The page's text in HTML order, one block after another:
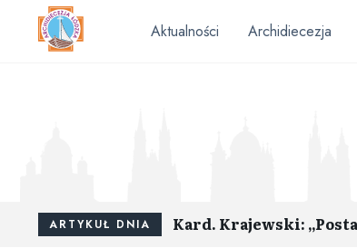
Aktualności Archidiecezja
ARTYKUŁ DNIA Kard. Krajewski: